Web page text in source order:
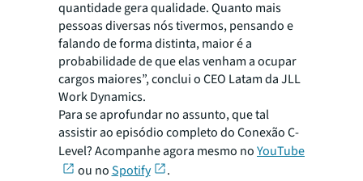
quantidade gera qualidade. Quanto mais
pessoas diversas nós tivermos, pensando e
falando de forma distinta, maior é a
probabilidade de que elas venham a ocupar
cargos maiores”, conclui o CEO Latam da JLL
Work Dynamics.
Para se aprofundar no assunto, que tal
assistir ao episódio completo do Conexão C-
Level? Acompanhe agora mesmo noYouTube
ou noSpotify .